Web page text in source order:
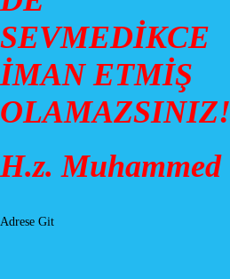
SEVMEDİKCE
İMAN ETMİŞ
OLAMAZSINIZ!
H.z. Muhammed
Adrese Git